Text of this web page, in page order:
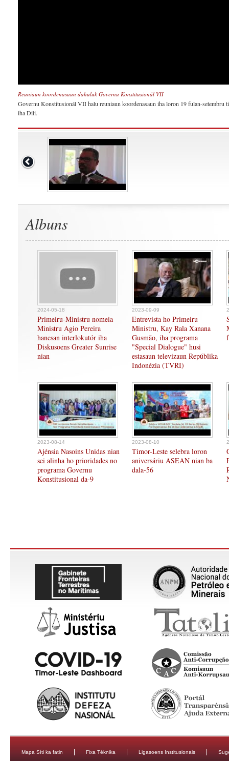
Reuniaun koordenasaun dahuluk Governu Konstitusionál VII
Governu Konstitusionál VII halu reuniaun koordenasaun iha loron 19 fulan-setembru
iha Dili.
Albuns
2024-05-18
Primeiru-Ministru nomeia
Ministru Agio Pereira
hanesan interlokutór iha
Diskusoens Greater Sunrise
nian
2023-09-09
Entrevista ho Primeiru
Ministru, Kay Rala Xanana
Gusmão, iha programa
"Special Dialogue" husi
estasaun televizaun Repúblika
Indonézia (TVRI)
2023-08-14
Ajénsia Nasoins Unidas nian
sei alinha ho prioridades no
programa Governu
Konstitusional da-9
2023-08-10
Timor-Leste selebra loron
aniversáriu ASEAN nian ba
dala-56
Mapa Síti ka fatin Fixa Téknika Ligasoens Institusionais